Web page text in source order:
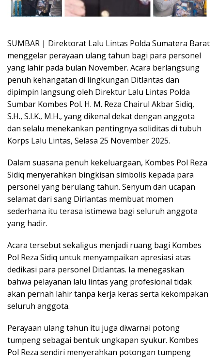
SUMBAR | Direktorat Lalu Lintas Polda Sumatera Barat
menggelar perayaan ulang tahun bagi para personel
yang lahir pada bulan November. Acara berlangsung
penuh kehangatan di lingkungan Ditlantas dan
dipimpin langsung oleh Direktur Lalu Lintas Polda
Sumbar Kombes Pol. H. M. Reza Chairul Akbar Sidiq,
S.H., S.I.K., M.H., yang dikenal dekat dengan anggota
dan selalu menekankan pentingnya soliditas di tubuh
Korps Lalu Lintas, Selasa 25 November 2025.
Dalam suasana penuh kekeluargaan, Kombes Pol Reza
Sidiq menyerahkan bingkisan simbolis kepada para
personel yang berulang tahun. Senyum dan ucapan
selamat dari sang Dirlantas membuat momen
sederhana itu terasa istimewa bagi seluruh anggota
yang hadir.
Acara tersebut sekaligus menjadi ruang bagi Kombes
Pol Reza Sidiq untuk menyampaikan apresiasi atas
dedikasi para personel Ditlantas. Ia menegaskan
bahwa pelayanan lalu lintas yang profesional tidak
akan pernah lahir tanpa kerja keras serta kekompakan
seluruh anggota.
Perayaan ulang tahun itu juga diwarnai potong
tumpeng sebagai bentuk ungkapan syukur. Kombes
Pol Reza sendiri menyerahkan potongan tumpeng